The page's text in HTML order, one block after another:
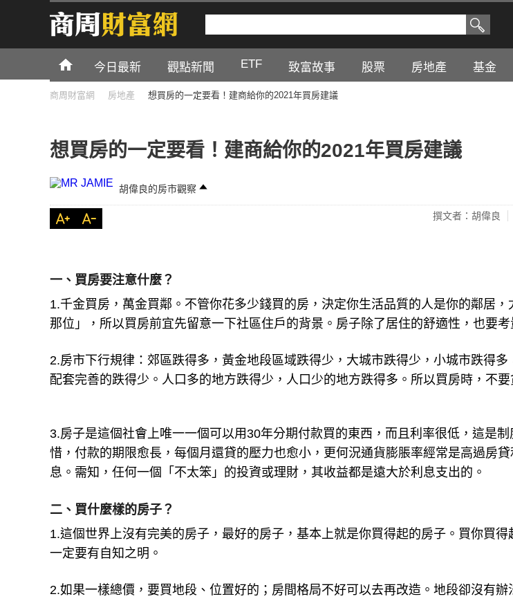
今日最新 觀點新聞 ETF 致富故事 股票 房地產 基金
商周財富網 房地產 想買房的一定要看！建商給你的2021年買房建議
想買房的一定要看！建商給你的2021年買房建議
胡偉良的房市觀察
撰文者：胡偉良
一、買房要注意什麼？
1.千金買房，萬金買鄰。不管你花多少錢買的房，決定你生活品質的人是你的鄰居
那位」，所以買房前宜先留意一下社區住戶的背景。房子除了居住的舒適性，也要考
2.房市下行規律：郊區跌得多，黃金地段區域跌得少，大城市跌得少，小城市跌得多
配套完善的跌得少。人口多的地方跌得少，人口少的地方跌得多。所以買房時，不要
3.房子是這個社會上唯一一個可以用30年分期付款買的東西，而且利率很低，這是
惜，付款的期限愈長，每個月還貸的壓力也愈小，更何況通貨膨脹率經常是高過房貸
息。需知，任何一個「不太笨」的投資或理財，其收益都是遠大於利息支出的。
二、買什麼樣的房子？
1.這個世界上沒有完美的房子，最好的房子，基本上就是你買得起的房子。買你買
一定要有自知之明。
2.如果一樣總價，要買地段、位置好的；房間格局不好可以去再改造。地段卻沒有辦